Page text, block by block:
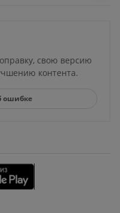
свою версию
контента.
ошибке